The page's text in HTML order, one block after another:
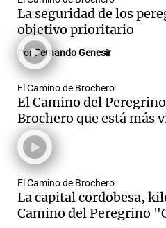
La seguridad de los
objetivo prioritario
PorFernando Genesir
El Camino de Brochero
El Camino del
Brochero que está más
El Camino de Brochero
La capital cordobesa,
Camino del Peregrino
Notas